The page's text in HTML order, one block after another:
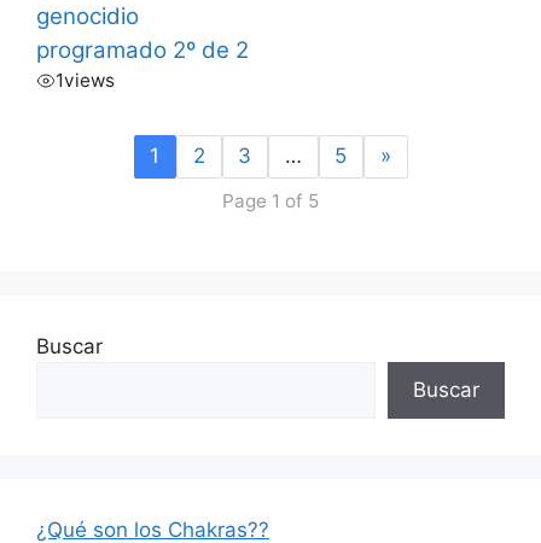
genocidio
programado 2º de 2
1views
1 2 3 … 5 »
Page 1 of 5
Buscar
Buscar
¿Qué son los Chakras??